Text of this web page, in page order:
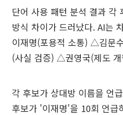
단어 사용 패턴 분석 결과 각
방식 차이가 드러났다. AI는
이재명(포용적 소통) △김문
(사실 검증) △권영국(제도
각 후보가 상대방 이름을 언
후보가 '이재명'을 10회 언급